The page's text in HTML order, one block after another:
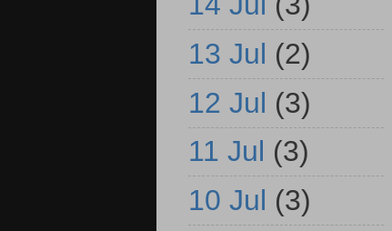
13 Jul (2)
12 Jul (3)
11 Jul (3)
10 Jul (3)